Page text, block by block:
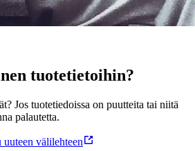
tuotetietoihin?
Jos tuotetiedoissa on puutteita tai niitä
palautetta.
uuteen välilehteen